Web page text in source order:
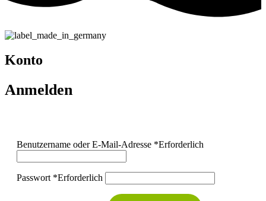
Konto
Anmelden
Benutzername oder E-Mail-Adresse *Erforderlich
Passwort *Erforderlich